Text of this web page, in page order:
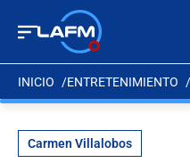
INICIO ENTRETENIMIENTO
Carmen Villalobos